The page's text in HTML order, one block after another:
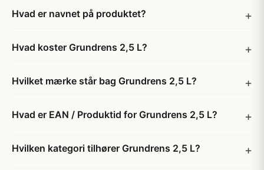
Hvad er navnet på produktet?
Hvad koster Grundrens 2,5 L?
Hvilket mærke står bag Grundrens 2,5 L?
Hvad er EAN / Produktid for Grundrens 2,5 L?
Hvilken kategori tilhører Grundrens 2,5 L?